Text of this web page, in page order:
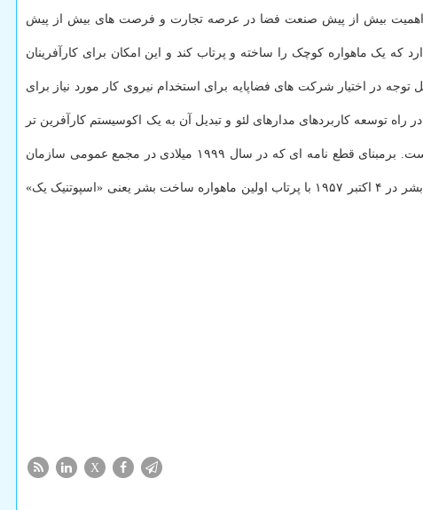
است. این مساله به اهمیت بیش از پیش صنعت فضا در عرصه تجارت و فرصت های بیش از پیش
یک ماهواره کوچک را ساخته و پرتاب کند و این امکان برای کارآفرینان
قابل توجه در اختیار شرکت های فضاپایه برای استخدام نیروی کار مورد نیاز برای
توسعه کاربردهای مدارهای لئو و تبدیل آن به یک اکوسیستم کارآفرین تر
به نقل از سازمان فضایی ایران، هفته جهانی فضا جشنی بین المللی برای تجلیل از علوم و فناوری های فضایی و نقش آنها در بهبود زندگی بشر است. برمبنای قطع نامه ای که در سال ۱۹۹۹ میلادی در مجمع عمومی سازمان
علت انتخاب کردن اینروزها به عنوان هفته جهانی فضا، گرامیداشت دو نقطه عطف در تلاش بشر برای دستیابی به فضا است. گام نخست پیشرفت بشر در ۴ اکتبر ۱۹۵۷ با پرتاب اولین ماهواره ساخت بشر یعنی «اسپوتنیک یک»
X